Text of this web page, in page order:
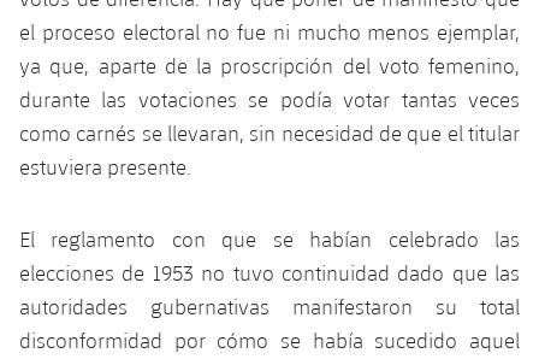
el proceso electoral no fue ni mucho menos ejemplar,
ya que, aparte de la proscripción del voto femenino,
durante las votaciones se podía votar tantas veces
como carnés se llevaran, sin necesidad de que el titular
estuviera presente.
El reglamento con que se habían celebrado las
elecciones de 1953 no tuvo continuidad dado que las
autoridades gubernativas manifestaron su total
disconformidad por cómo se había sucedido aquel